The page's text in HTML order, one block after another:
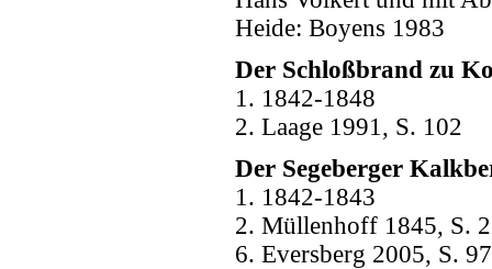
Heide: Boyens 1983
Der Schloßbrand zu
1. 1842-1848
2. Laage 1991, S. 102
Der Segeberger
1. 1842-1843
2. Müllenhoff 1845, S.
6. Eversberg 2005, S. 97